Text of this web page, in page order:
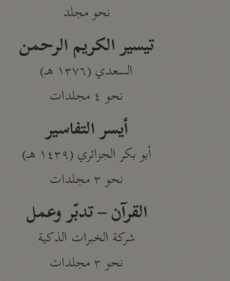
نحو مجلد
تيسير الكريم الرحمن
السعدي (١٣٧٦ هـ)
نحو ٤ مجلدات
أيسر التفاسير
أبو بكر الجزائري (١٤٣٩ هـ)
نحو ٣ مجلدات
القرآن – تدبّر وعمل
شركة الخبرات الذكية
نحو ٣ مجلدات